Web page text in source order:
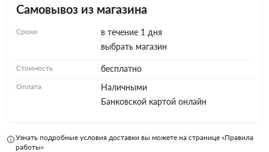
Самовывоз из магазина
Сроки
в течение 1 дня
выбрать магазин
Стоимость бесплатно
Оплата
Наличными
Банковской картой онлайн
Узнать подробные условия доставки вы можете на странице «Правила
работы»